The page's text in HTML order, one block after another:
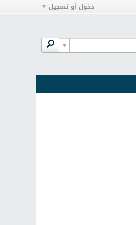
دخول أو تسجيل